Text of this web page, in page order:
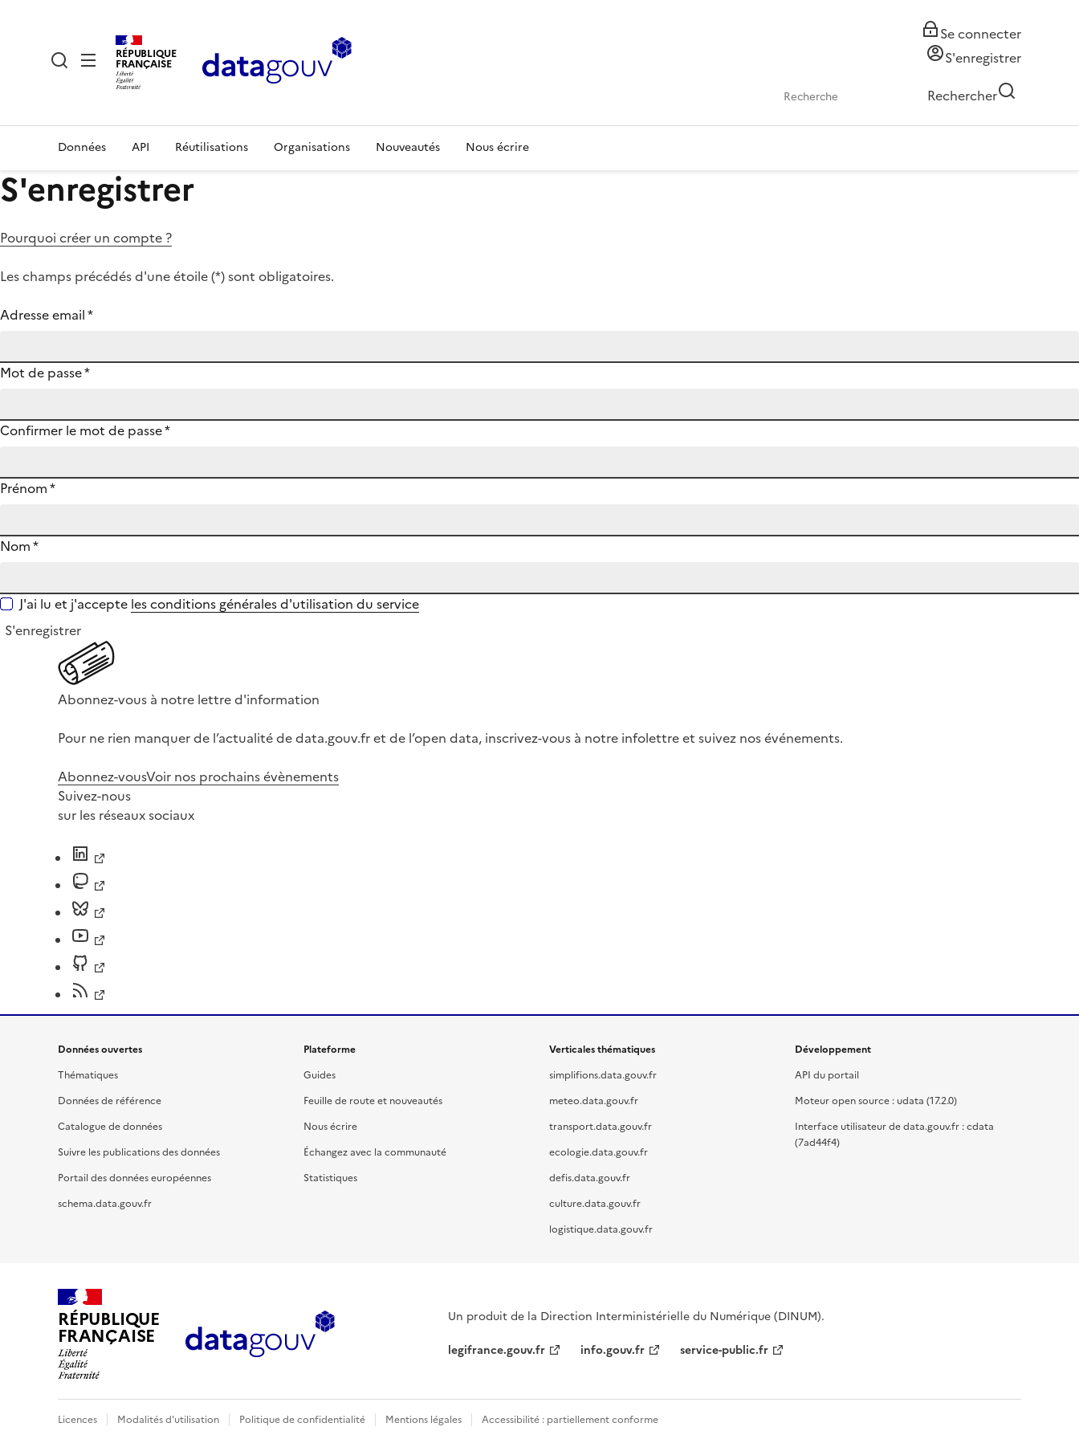
RÉPUBLIQUE
FRANÇAISE
Se connecter
S'enregistrer
Rechercher
Données API Réutilisations Organisations Nouveautés Nous écrire
S'enregistrer
Pourquoi créer un compte ?
Les champs précédés d'une étoile (*) sont obligatoires.
Adresse email*
Mot de passe*
Confirmer le mot de passe*
Prénom*
Nom*
J'ai lu et j'accepte les conditions générales d'utilisation du service
S'enregistrer
Abonnez-vous à notre lettre d'information
Pour ne rien manquer de l’actualité de data.gouv.fr et de l’open data, inscrivez-vous à notre infolettre et suivez nos événements.
Abonnez-vousVoir nos prochains évènements
Suivez-nous
sur les réseaux sociaux
Données ouvertes
Thématiques
Données de référence
Catalogue de données
Suivre les publications des données
Portail des données européennes
schema.data.gouv.fr
Plateforme
Guides
Feuille de route et nouveautés
Nous écrire
Échangez avec la communauté
Statistiques
Verticales thématiques
simplifions.data.gouv.fr
meteo.data.gouv.fr
transport.data.gouv.fr
ecologie.data.gouv.fr
defis.data.gouv.fr
culture.data.gouv.fr
logistique.data.gouv.fr
Développement
API du portail
Moteur open source : udata (17.2.0)
Interface utilisateur de data.gouv.fr : cdata
(7ad44f4)
RÉPUBLIQUE
FRANÇAISE
Un produit de la Direction Interministérielle du Numérique (DINUM).
legifrance.gouv.fr
info.gouv.fr service-public.fr
Licences Modalités d'utilisation Politique de confidentialité Mentions légales Accessibilité : partiellement conforme